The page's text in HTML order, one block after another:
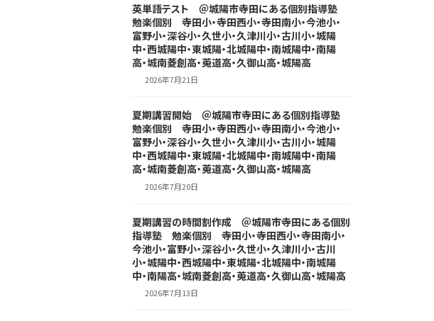
英単語テスト ＠城陽市寺田にある個別指導塾
勉楽個別 寺田小・寺田西小・寺田南小・今池小・
富野小・深谷小・久世小・久津川小・古川小・城陽
中・西城陽中・東城陽・北城陽中・南城陽中・南陽
高・城南菱創高・莵道高・久御山高・城陽高
2026年7月21日
夏期講習開始 ＠城陽市寺田にある個別指導塾
勉楽個別 寺田小・寺田西小・寺田南小・今池小・
富野小・深谷小・久世小・久津川小・古川小・城陽
中・西城陽中・東城陽・北城陽中・南城陽中・南陽
高・城南菱創高・莵道高・久御山高・城陽高
2026年7月20日
夏期講習の時間割作成 ＠城陽市寺田にある個別
指導塾 勉楽個別 寺田小・寺田西小・寺田南小・
今池小・富野小・深谷小・久世小・久津川小・古川
小・城陽中・西城陽中・東城陽・北城陽中・南城陽
中・南陽高・城南菱創高・莵道高・久御山高・城陽高
2026年7月13日